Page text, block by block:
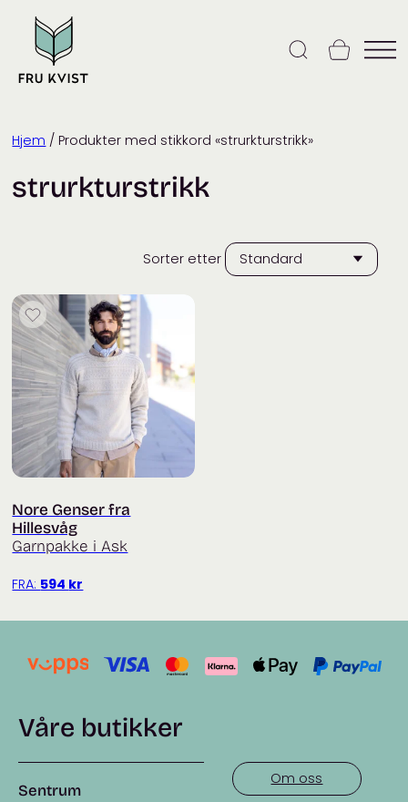
content
Hjem / Produkter med stikkord «strurkturstrikk»
strurkturstrikk
Sorter etter
Nore Genser fra
Hillesvåg
Garnpakke i Ask
FRA: 594 kr
Våre butikker
Sentrum
Om oss